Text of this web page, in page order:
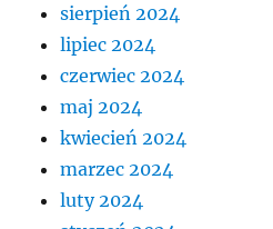
sierpień 2024
lipiec 2024
czerwiec 2024
maj 2024
kwiecień 2024
marzec 2024
luty 2024